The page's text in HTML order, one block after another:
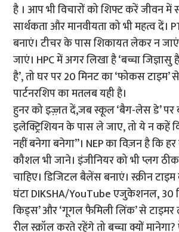
है । आप भी विचारों को शिफ्ट करें जीवन
सार्थकता और मानवीयता को भी महत्व दें।
बनाएं। टीचर के पास शिकायत लेकर न
जाएं। HPC में अगर लिखा है ‘बच्चा
है’, तो घर पर 20 मिनट का ‘फोकस
पार्टनरशिप का मतलब यही है।
हुनर को इज़्ज़त दें,जब स्कूल ‘बैग-लेस डे’ पर
इलेक्ट्रिशियन के पास ले जाए, तो ये न कहें
नहीं बनेगा बनेगा”। NEP का विज़न है कि
कौशल भी जाने। इंजीनियर को भी प्लग
चाहिए। डिजिटल बैलेंस बनाएं। स्क्रीन
घंटा DIKSHA/YouTube एजुकेशनल, 30
किड्स’ और ‘गूगल फैमिली लिंक’ से
रील स्क्रॉल करते रहेंगे तो बच्चा क्यों